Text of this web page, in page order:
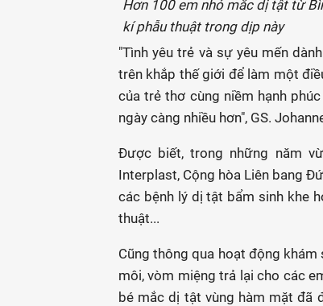
Hơn 100 em nhỏ mắc dị tật từ
kí phẫu thuật trong dịp này
"Tình yêu trẻ và sự yêu mến
trên khắp thế giới để làm một
của trẻ thơ cùng niềm hạnh
ngày càng nhiều hơn", GS.
Được biết, trong những năm
Interplast, Cộng hòa Liên bang
các bệnh lý dị tật bẩm sinh khe
thuật...
Cũng thông qua hoạt động
môi, vòm miệng trả lại cho các
bé mắc dị tật vùng hàm mặt đã